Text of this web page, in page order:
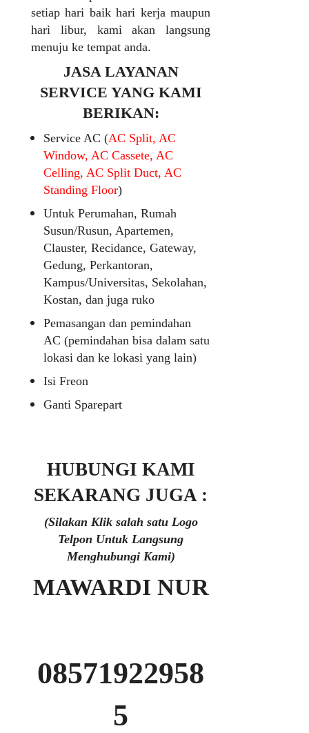
setiap hari baik hari kerja maupun
hari libur, kami akan langsung
menuju ke tempat anda.
JASA LAYANAN
SERVICE YANG KAMI
BERIKAN:
Service AC (AC Split, AC
Window, AC Cassete, AC
Celling, AC Split Duct, AC
Standing Floor)
Untuk Perumahan, Rumah
Susun/Rusun, Apartemen,
Clauster, Recidance, Gateway,
Gedung, Perkantoran,
Kampus/Universitas, Sekolahan,
Kostan, dan juga ruko
Pemasangan dan pemindahan
AC (pemindahan bisa dalam satu
lokasi dan ke lokasi yang lain)
Isi Freon
Ganti Sparepart
HUBUNGI KAMI
SEKARANG JUGA :
(Silakan Klik salah satu Logo
Telpon Untuk Langsung
Menghubungi Kami)
MAWARDI NUR
08571922958
5